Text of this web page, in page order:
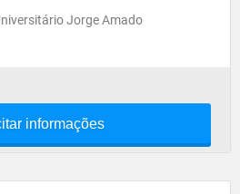
Jorge Amado
informações